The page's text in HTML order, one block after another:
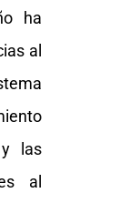
ha
al
las
al